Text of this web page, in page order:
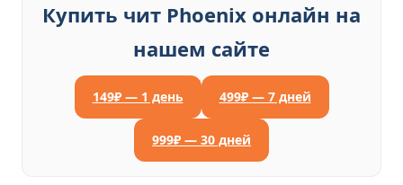
Купить чит Phoenix онлайн на
нашем сайте
149₽ — 1 день 499₽ — 7 дней
999₽ — 30 дней